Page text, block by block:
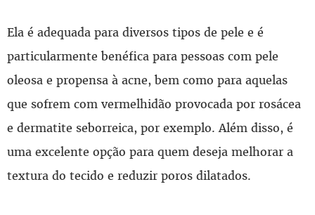
Ela é adequada para diversos tipos de pele e é
particularmente benéfica para pessoas com pele
oleosa e propensa à acne, bem como para aquelas
que sofrem com vermelhidão provocada por rosácea
e dermatite seborreica, por exemplo. Além disso, é
uma excelente opção para quem deseja melhorar a
textura do tecido e reduzir poros dilatados.